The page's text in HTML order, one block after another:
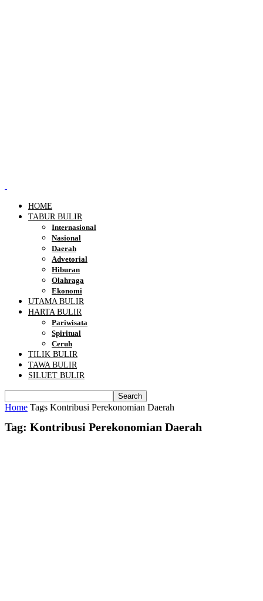
HOME
TABUR BULIR
Internasional
Nasional
Daerah
Advetorial
Hiburan
Olahraga
Ekonomi
UTAMA BULIR
HARTA BULIR
Pariwisata
Spiritual
Ceruh
TILIK BULIR
TAWA BULIR
SILUET BULIR
Home Tags Kontribusi Perekonomian Daerah
Tag: Kontribusi Perekonomian Daerah